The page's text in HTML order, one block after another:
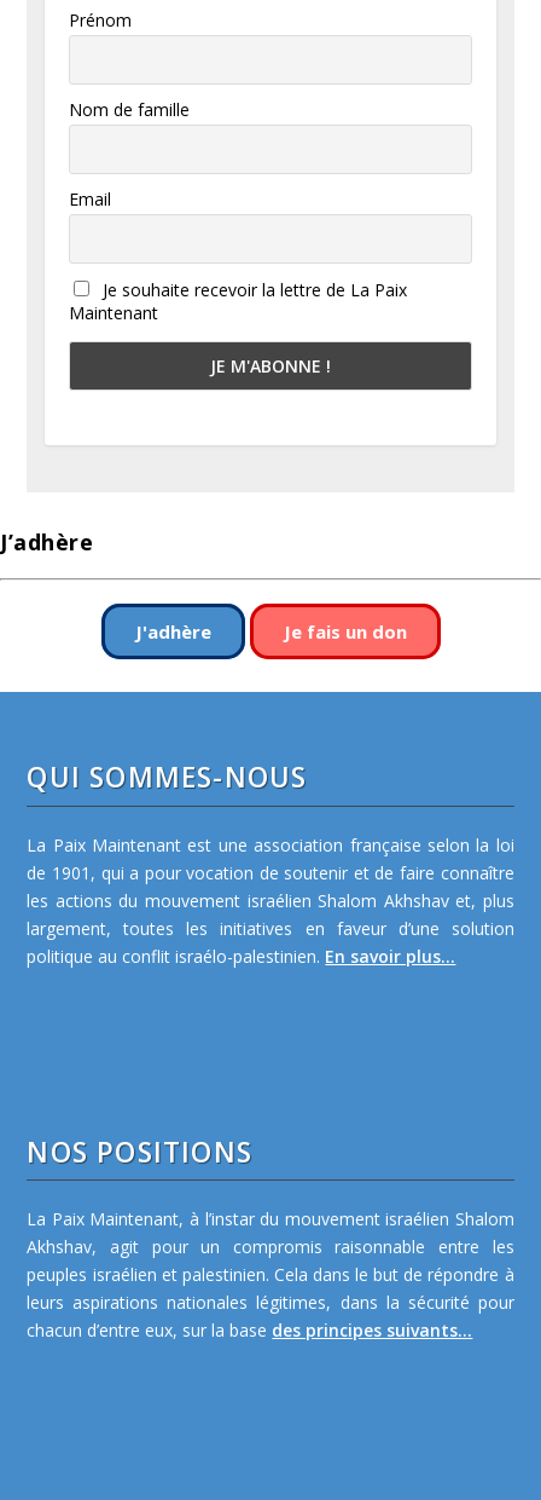
Prénom
Nom de famille
Email
Je souhaite recevoir la lettre de La Paix
Maintenant
J’adhère
J'adhère Je fais un don
QUI SOMMES-NOUS
La Paix Maintenant est une association française selon la loi
de 1901, qui a pour vocation de soutenir et de faire connaître
les actions du mouvement israélien Shalom Akhshav et, plus
largement, toutes les initiatives en faveur d’une solution
politique au conflit israélo-palestinien. En savoir plus...
NOS POSITIONS
La Paix Maintenant, à l’instar du mouvement israélien Shalom
Akhshav, agit pour un compromis raisonnable entre les
peuples israélien et palestinien. Cela dans le but de répondre à
leurs aspirations nationales légitimes, dans la sécurité pour
chacun d’entre eux, sur la base des principes suivants...